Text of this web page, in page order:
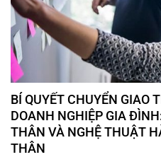
BÍ QUYẾT CHUYỂN GIAO
DOANH NGHIỆP GIA
THÂN VÀ NGHỆ THUẬT
THÂN